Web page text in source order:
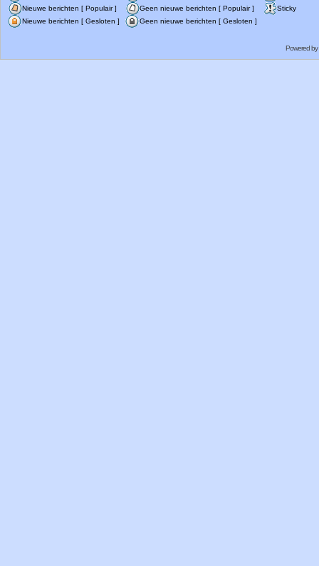
Nieuwe berichten [ Populair ]
Geen nieuwe berichten [ Populair ]
Sticky
Nieuwe berichten [ Gesloten ]
Geen nieuwe berichten [ Gesloten ]
Powered by